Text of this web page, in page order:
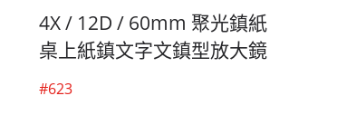
4X / 12D / 60mm 聚光鎮紙
桌上紙鎮文字文鎮型放大鏡
#623